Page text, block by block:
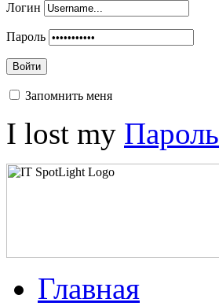
Логин
Пароль
Войти
Запомнить меня
I lost my Пароль
Главная